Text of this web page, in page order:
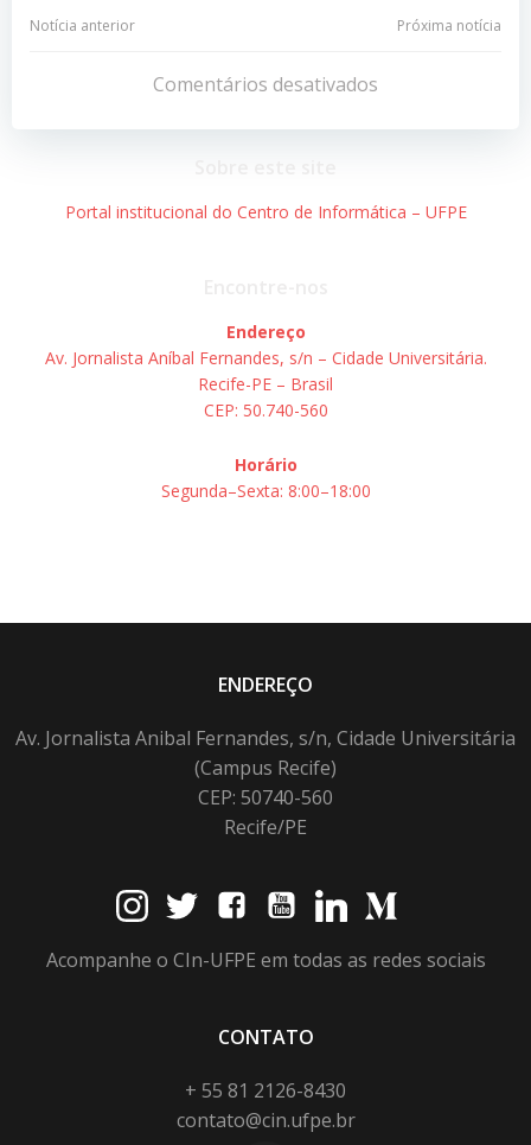
Navegação
Post
Notícia anterior
Navegação
de
Post
Próxima notícia
Comentários desativados
Portal institucional do Centro de Informática – UFPE
Endereço
Av. Jornalista Aníbal Fernandes, s/n – Cidade Universitária.
Recife-PE – Brasil
CEP: 50.740-560
Horário
Segunda–Sexta: 8:00–18:00
ENDEREÇO
Av. Jornalista Anibal Fernandes, s/n, Cidade Universitária
(Campus Recife)
CEP: 50740-560
Recife/PE
Acompanhe o CIn-UFPE em todas as redes sociais
CONTATO
+ 55 81 2126-8430
contato@cin.ufpe.br